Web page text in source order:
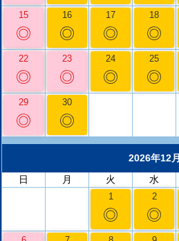
15
◎
16
◎
17
◎
18
◎
22
◎
23
◎
24
◎
25
◎
29
◎
30
◎
2026年12月
日
月 火 水
1
◎
2
◎